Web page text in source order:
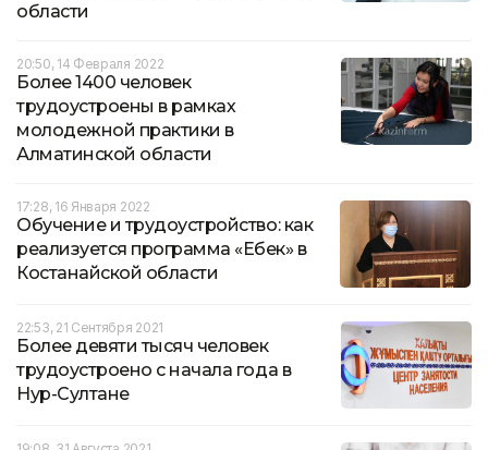
области
20:50, 14 Февраля 2022
Более 1400 человек
трудоустроены в рамках
молодежной практики в
Алматинской области
17:28, 16 Января 2022
Обучение и трудоустройство: как
реализуется программа «Еңбек» в
Костанайской области
22:53, 21 Сентября 2021
Более девяти тысяч человек
трудоустроено с начала года в
Нур-Султане